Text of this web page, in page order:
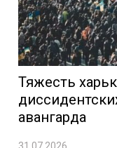
Тяжесть
авангарда